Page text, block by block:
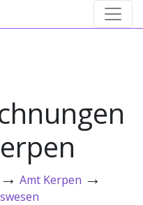
→ Amt Kerpen →